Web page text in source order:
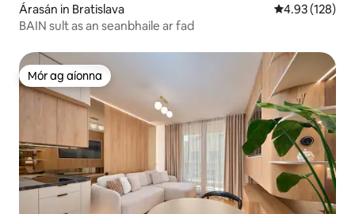
Árasán in Bratislava Meánrátáil
4.93 (128)
BAIN sult as an seanbhaile ar fad
Mór ag aíonna
Mór ag aíonna